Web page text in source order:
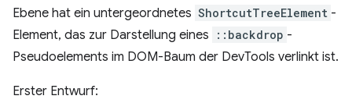
Ebene hat ein untergeordnetes ShortcutTreeElement -
Element, das zur Darstellung eines
::backdrop -
Pseudoelements im DOM-Baum der DevTools verlinkt ist.
Erster Entwurf: